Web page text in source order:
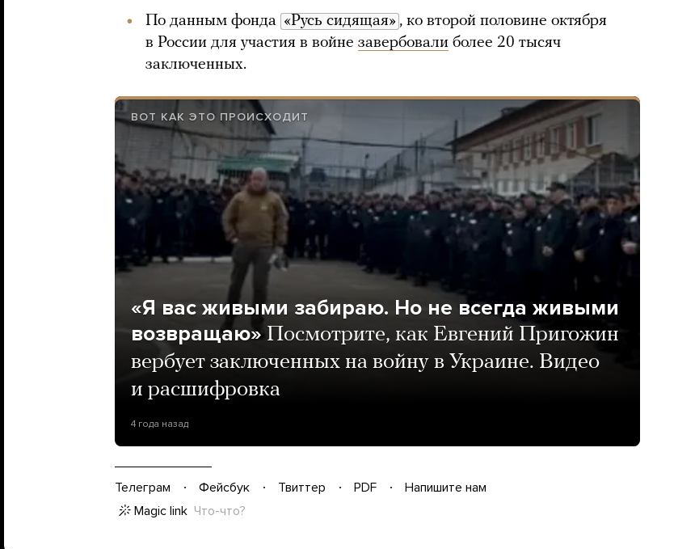
По данным фонда «Русь сидящая» , ко второй половине октября
в России для участия в войне завербовали более 20 тысяч
заключенных.
ВОТ КАК ЭТО ПРОИСХОДИТ
«Я вас живыми забираю. Но не всегда живыми
возвращаю» Посмотрите, как Евгений Пригожин
вербует заключенных на войну в Украине. Видео
и расшифровка
4 года назад
Телеграм Фейсбук Твиттер PDF
Напишите нам
Magic link Что-что?